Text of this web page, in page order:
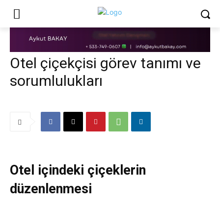
Otel çiçekçisi görev tanımı ve
sorumlulukları
Otel içindeki çiçeklerin
düzenlenmesi